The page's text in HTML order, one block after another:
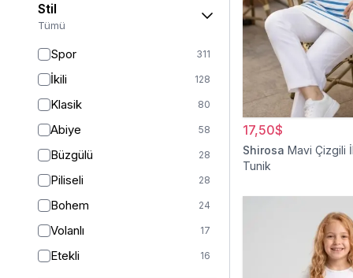
Etek 19
Stil
Tümü
Spor 311
İkili 128
Klasik 80
Abiye 58
Büzgülü 28
Piliseli 28
Bohem 24
Volanlı 17
Etekli 16
17,50$
Shirosa Mavi Çizgili
Tunik